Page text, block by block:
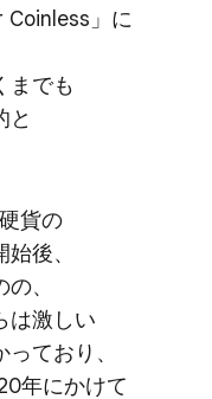
」に​
までも​
と​
貨の​
後、​
、​
は​激しい​
ており、​
年に​かけて​